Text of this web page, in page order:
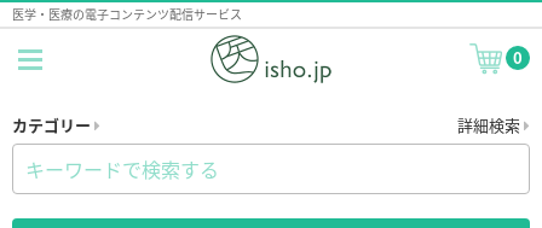
医学・医療の電子コンテンツ配信サービス
0
カテゴリー 詳細検索